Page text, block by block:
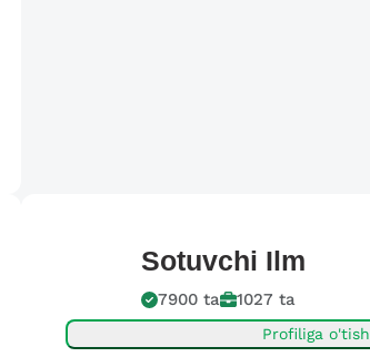
Sotuvchi Ilm
7900 ta 1027 ta
Profiliga o'tish